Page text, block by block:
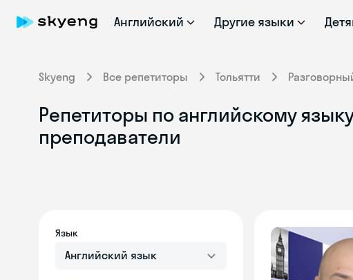
Английский Другие языки
Skyeng Все репетиторы Тольятти
Репетиторы по английскому
преподаватели
Язык
Английский язык